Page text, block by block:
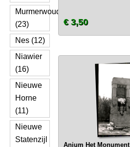
Murmerwoude
(23)
Nes (12)
Niawier
(16)
Nieuwe
Horne
(11)
Nieuwe
Statenzijl
€ 3,50
Anjum Het Monument